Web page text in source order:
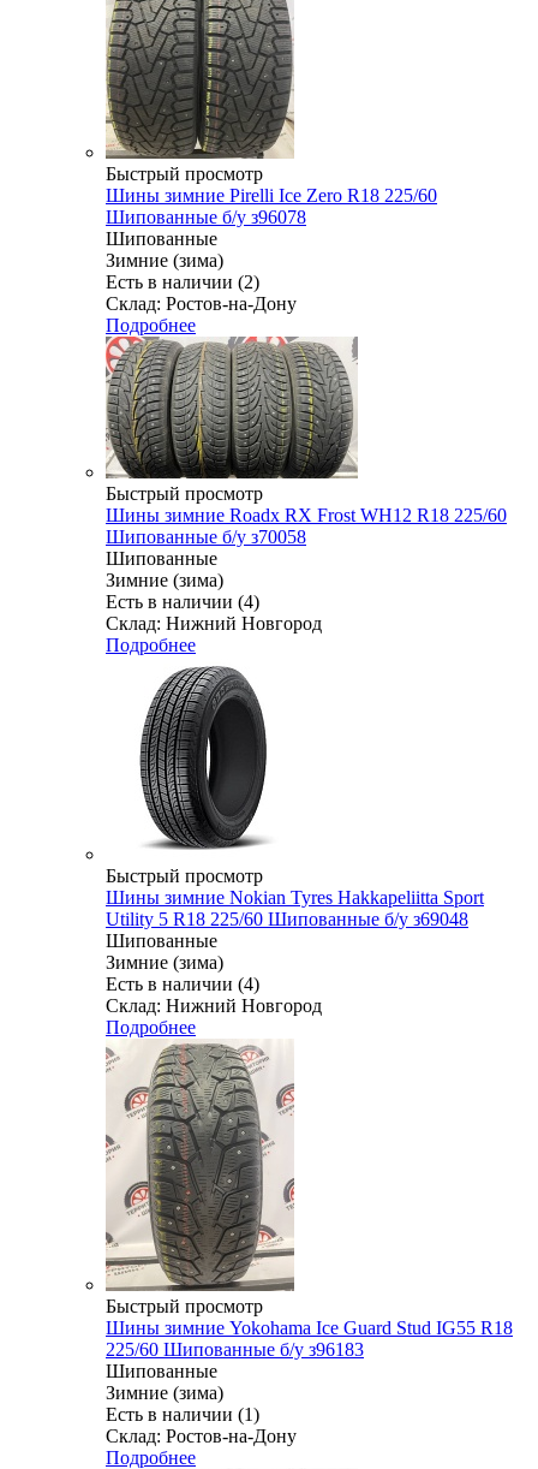
Быстрый просмотр
Шины зимние Pirelli Ice Zero R18 225/60
Шипованные б/у з96078
Шипованные
Зимние (зима)
Есть в наличии (2)
Склад: Ростов-на-Дону
Подробнее
Быстрый просмотр
Шины зимние Roadx RX Frost WH12 R18 225/60
Шипованные б/у з70058
Шипованные
Зимние (зима)
Есть в наличии (4)
Склад: Нижний Новгород
Подробнее
Быстрый просмотр
Шины зимние Nokian Tyres Hakkapeliitta Sport
Utility 5 R18 225/60 Шипованные б/у з69048
Шипованные
Зимние (зима)
Есть в наличии (4)
Склад: Нижний Новгород
Подробнее
Быстрый просмотр
Шины зимние Yokohama Ice Guard Stud IG55 R18
225/60 Шипованные б/у з96183
Шипованные
Зимние (зима)
Есть в наличии (1)
Склад: Ростов-на-Дону
Подробнее